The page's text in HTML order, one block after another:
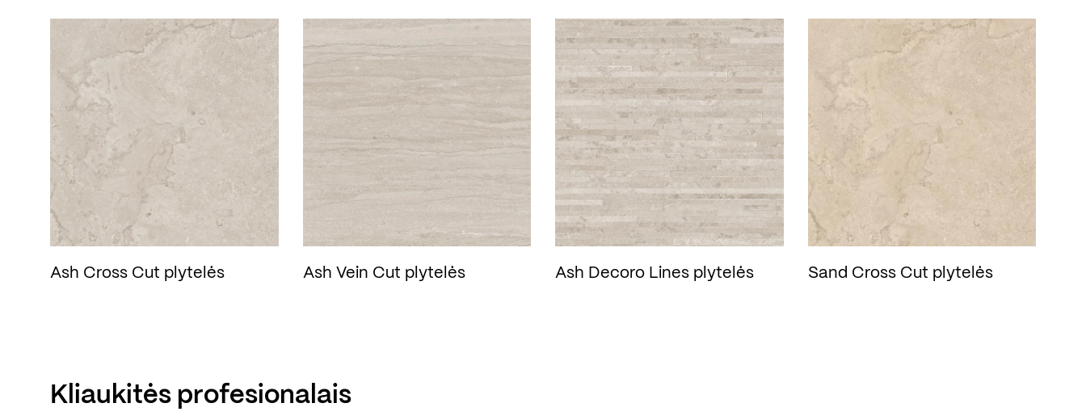
Ash Cross Cut plytelės Ash Vein Cut plytelės Ash Decoro Lines plytelės Sand Cross Cut plytelės
Kliaukitės profesionalais